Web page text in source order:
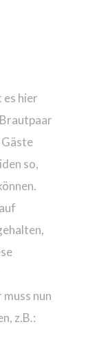
hier
Gäste
so,
nun
z.B.: